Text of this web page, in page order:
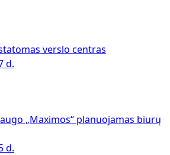
verslo centras
d.
„Maximos“ planuojamas biurų
d.